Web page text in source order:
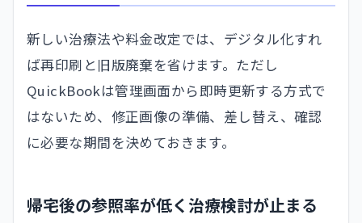
新しい治療法や料金改定では、デジタル化すれ
ば再印刷と旧版廃棄を省けます。ただし
QuickBookは管理画面から即時更新する方式で
はないため、修正画像の準備、差し替え、確認
に必要な期間を決めておきます。
帰宅後の参照率が低く治療検討が止まる